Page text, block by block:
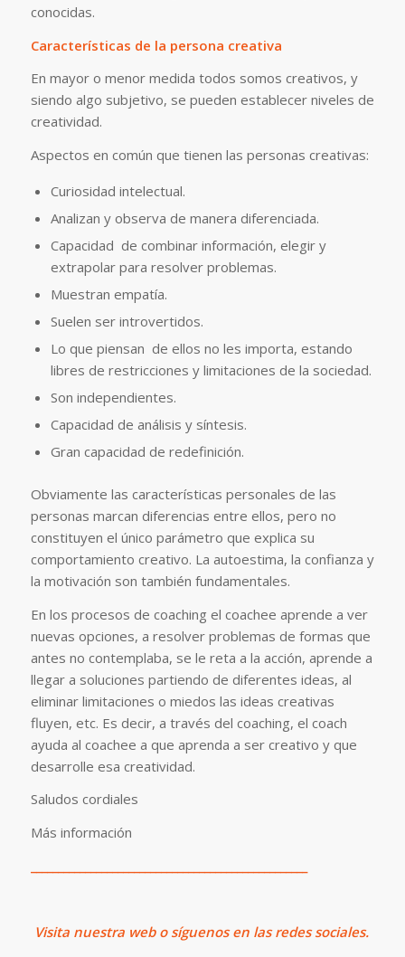
conocidas.
Características de la persona creativa
En mayor o menor medida todos somos creativos, y
siendo algo subjetivo, se pueden establecer niveles de
creatividad.
Aspectos en común que tienen las personas creativas:
Curiosidad intelectual.
Analizan y observa de manera diferenciada.
Capacidad de combinar información, elegir y
extrapolar para resolver problemas.
Muestran empatía.
Suelen ser introvertidos.
Lo que piensan de ellos no les importa, estando
libres de restricciones y limitaciones de la sociedad.
Son independientes.
Capacidad de análisis y síntesis.
Gran capacidad de redefinición.
Obviamente las características personales de las
personas marcan diferencias entre ellos, pero no
constituyen el único parámetro que explica su
comportamiento creativo. La autoestima, la confianza y
la motivación son también fundamentales.
En los procesos de coaching el coachee aprende a ver
nuevas opciones, a resolver problemas de formas que
antes no contemplaba, se le reta a la acción, aprende a
llegar a soluciones partiendo de diferentes ideas, al
eliminar limitaciones o miedos las ideas creativas
fluyen, etc. Es decir, a través del coaching, el coach
ayuda al coachee a que aprenda a ser creativo y que
desarrolle esa creatividad.
Saludos cordiales
Más información
Visitanuestra web o síguenos en las redes sociales.